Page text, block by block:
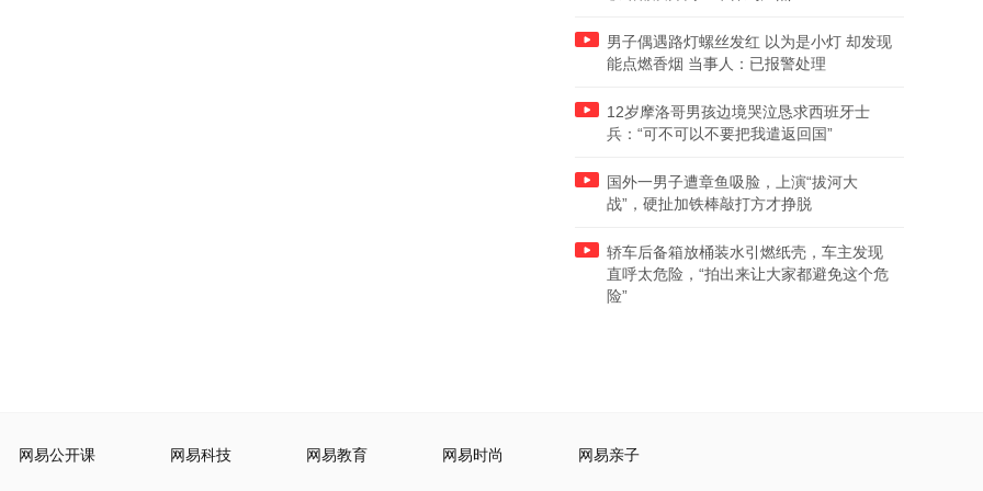
男子偶遇路灯螺丝发红 以为是小灯 却发现
能点燃香烟 当事人：已报警处理
12岁摩洛哥男孩边境哭泣恳求西班牙士
兵：“可不可以不要把我遣返回国”
国外一男子遭章鱼吸脸，上演“拔河大
战”，硬扯加铁棒敲打方才挣脱
轿车后备箱放桶装水引燃纸壳，车主发现
直呼太危险，“拍出来让大家都避免这个危
险”
网易公开课 网易科技 网易教育 网易时尚 网易亲子